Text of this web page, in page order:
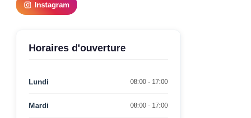
Instagram
Horaires d'ouverture
Lundi 08:00 - 17:00
Mardi 08:00 - 17:00